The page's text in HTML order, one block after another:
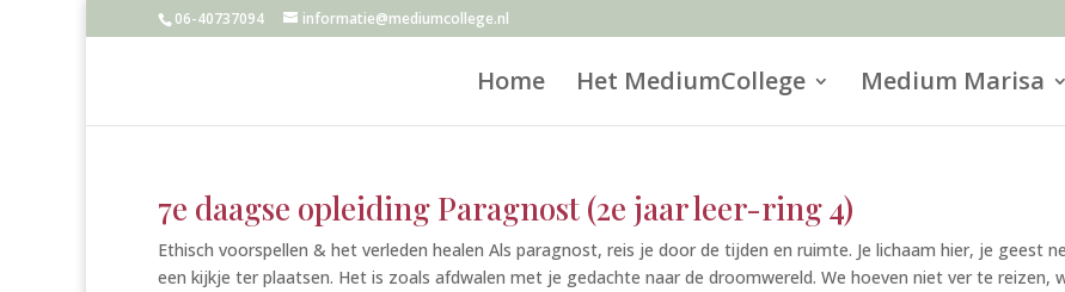
06-40737094 informatie@mediumcollege.nl
Home Het MediumCollege Medium Marisa
7e daagse opleiding Paragnost (2e jaar leer-ring 4)
Ethisch voorspellen & het verleden healen Als paragnost, reis je door de tijden en ruimte. Je lichaam hier, je geest
een kijkje ter plaatsen. Het is zoals afdwalen met je gedachte naar de droomwereld. We hoeven niet ver te reizen,